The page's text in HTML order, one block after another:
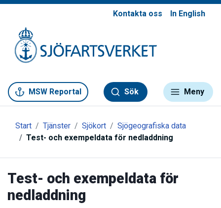
Kontakta oss In English
MSW Reportal Sök Meny
Start Tjänster Sjökort
Sjögeografiska data
Test- och exempeldata för nedladdning
Test- och exempeldata för
nedladdning